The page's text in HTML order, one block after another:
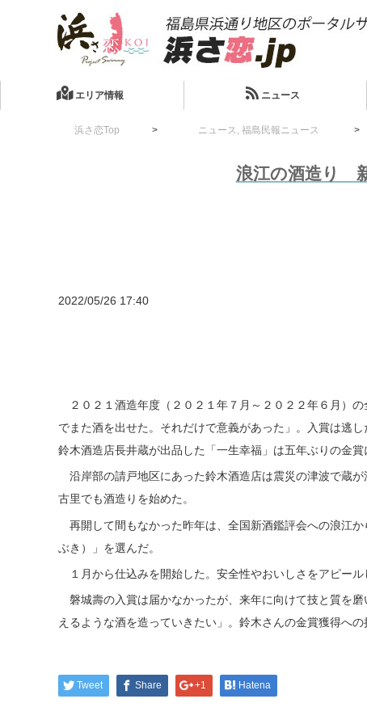
エリア情報 ニュース
浜さ恋Top ニュース , 福島民報ニュース
浪江の酒造り
2022/05/26 17:40
２０２１酒造年度（２０２１年７月～２０２２年６月）
でまた酒を出せた。それだけで意義があった」。入賞は逃
鈴木酒造店長井蔵が出品した「一生幸福」は五年ぶりの金賞
沿岸部の請戸地区にあった鈴木酒造店は震災の津波で蔵
古里でも酒造りを始めた。
再開して間もなかった昨年は、全国新酒鑑評会への浪江
ぶき）」を選んだ。
１月から仕込みを開始した。安全性やおいしさをアピー
磐城壽の入賞は届かなかったが、来年に向けて技と質を
えるような酒を造っていきたい」。鈴木さんの金賞獲得への
Tweet Share +1 Hatena